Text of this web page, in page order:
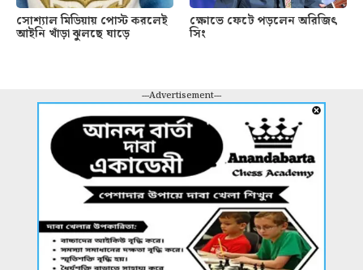
সোশ্যাল মিডিয়ায় পোস্ট করলেই
আইনি খাঁড়া ঝুলছে ঘাড়ে
ক্ষোভে ফেটে পড়লেন অরিজিৎ
সিং
---Advertisement---